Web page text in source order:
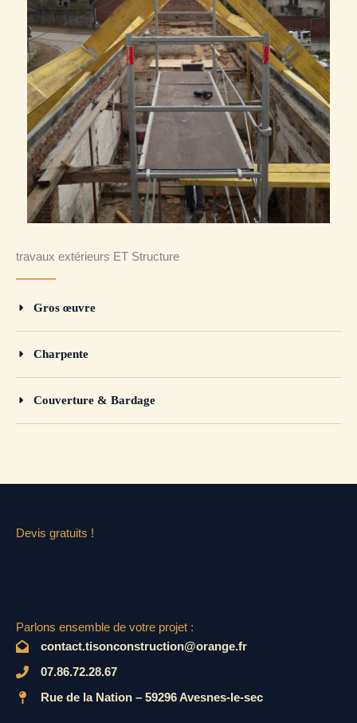
travaux extérieurs ET Structure
Gros œuvre
Charpente
Couverture & Bardage
Devis gratuits !
Parlons ensemble de votre projet :
contact.tisonconstruction@orange.fr
07.86.72.28.67
Rue de la Nation – 59296 Avesnes-le-sec